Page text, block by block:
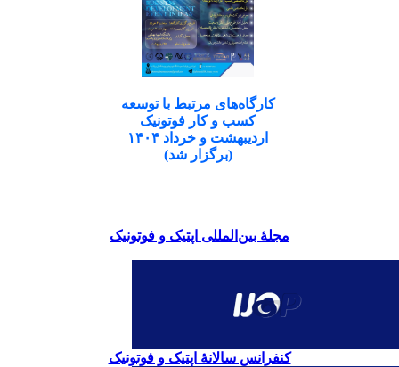
کارگاه‌های مرتبط با توسعه
کسب و کار فوتونیک
اردیبهشت و خرداد ۱۴۰۴
(برگزار شد)
مجلۀ بین‌المللی اپتیک و فوتونیک
کنفرانس سالانۀ اپتیک و فوتونیک